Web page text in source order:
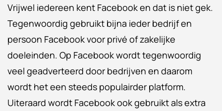
Vrijwel iedereen kent Facebook en dat is niet gek.
Tegenwoordig gebruikt bijna ieder bedrijf en
persoon Facebook voor privé of zakelijke
doeleinden. Op Facebook wordt tegenwoordig
veel geadverteerd door bedrijven en daarom
wordt het een steeds populairder platform.
Uiteraard wordt Facebook ook gebruikt als extra